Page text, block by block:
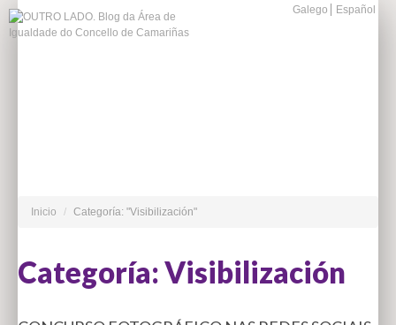
Galego Español
Inicio / Categoría: "Visibilización"
Categoría: Visibilización